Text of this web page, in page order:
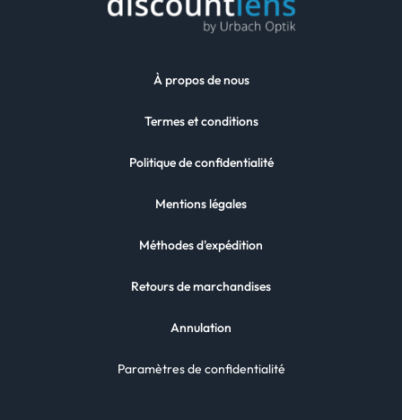
À propos de nous
Termes et conditions
Politique de confidentialité
Mentions légales
Méthodes d'expédition
Retours de marchandises
Annulation
Paramètres de confidentialité